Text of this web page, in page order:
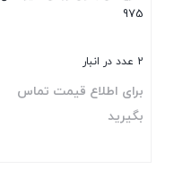
975
2 عدد در انبار
برای اطلاع قیمت تماس
بگیرید